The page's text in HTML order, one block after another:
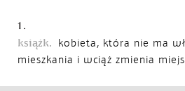
1.
książk.
kobieta, która nie ma
mieszkania i wciąż zmienia